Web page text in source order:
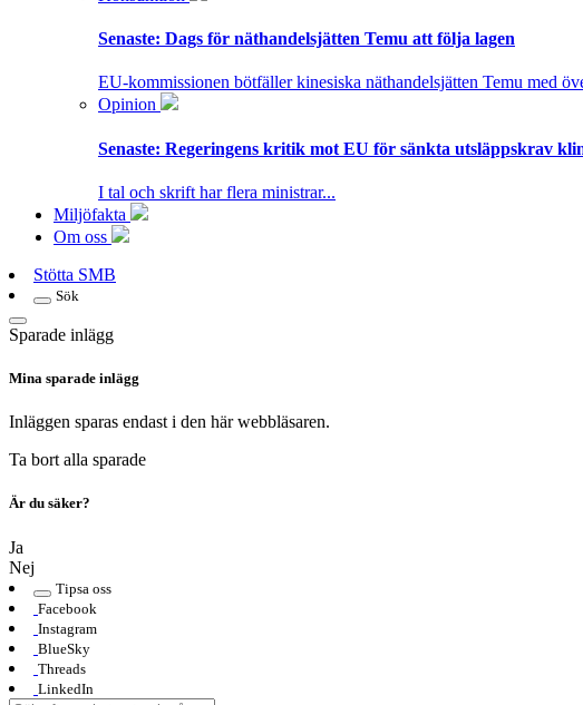
Senaste: Dags för näthandelsjätten Temu att följa lagen
EU-kommissionen bötfäller kinesiska näthandelsjätten Temu med
Opinion
Senaste: Regeringens kritik mot EU för sänkta utsläppskrav
I tal och skrift har flera ministrar...
Miljöfakta
Om oss
Stötta SMB
Sök
Sparade inlägg
Mina sparade inlägg
Inläggen sparas endast i den här webbläsaren.
Ta bort alla sparade
Är du säker?
Ja
Nej
Tipsa oss
Facebook
Instagram
BlueSky
Threads
LinkedIn